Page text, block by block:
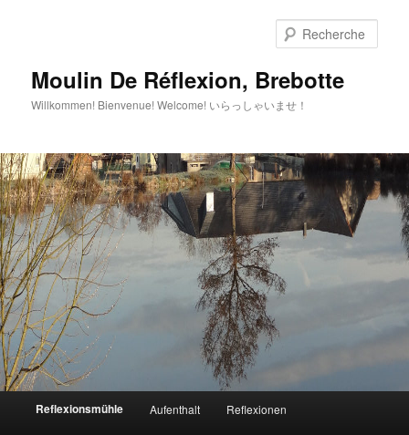
Moulin De Réflexion, Brebotte
Willkommen! Bienvenue! Welcome! いらっしゃいませ！
Reflexionsmühle Aufenthalt Reflexionen